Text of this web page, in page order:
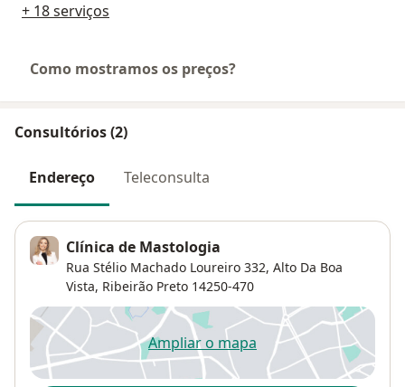
+ 18 serviços
Como mostramos os preços?
Consultórios (2)
Endereço Teleconsulta
Clínica de Mastologia
Rua Stélio Machado Loureiro 332, Alto Da Boa
Vista, Ribeirão Preto 14250-470
Ampliar o mapaabre num novo separador